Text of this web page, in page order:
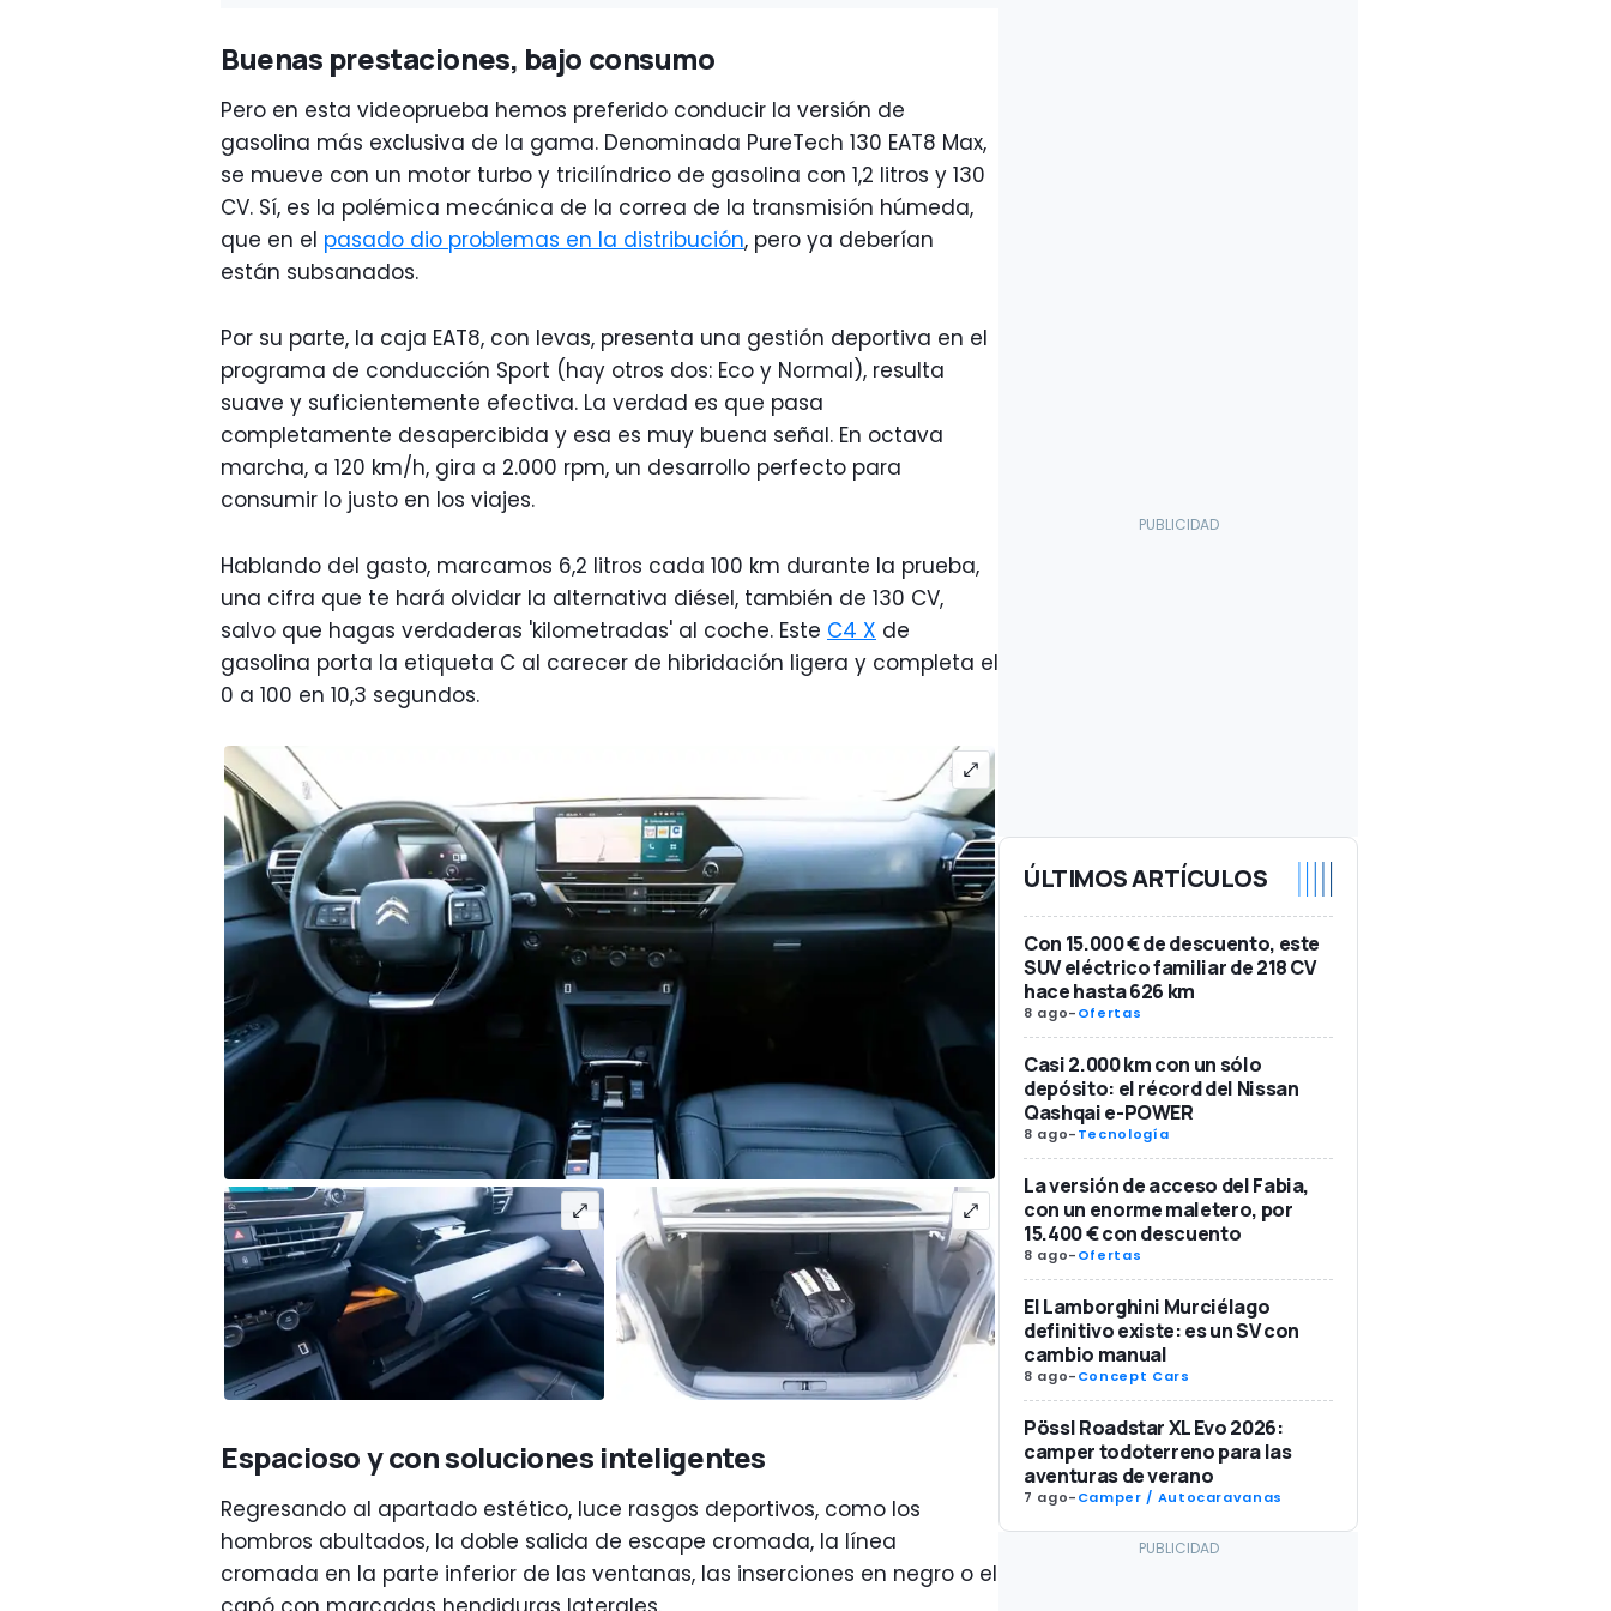
Buenas prestaciones, bajo consumo
Pero en esta videoprueba hemos preferido conducir la versión de
gasolina más exclusiva de la gama. Denominada PureTech 130 EAT8 Max,
se mueve con un motor turbo y tricilíndrico de gasolina con 1,2 litros y 130
CV. Sí, es la polémica mecánica de la correa de la transmisión húmeda,
que en el pasado dio problemas en la distribución, pero ya deberían
están subsanados.
Por su parte, la caja EAT8, con levas, presenta una gestión deportiva en el
programa de conducción Sport (hay otros dos: Eco y Normal), resulta
suave y suficientemente efectiva. La verdad es que pasa
completamente desapercibida y esa es muy buena señal. En octava
marcha, a 120 km/h, gira a 2.000 rpm, un desarrollo perfecto para
consumir lo justo en los viajes.
Hablando del gasto, marcamos 6,2 litros cada 100 km durante la prueba,
una cifra que te hará olvidar la alternativa diésel, también de 130 CV,
salvo que hagas verdaderas 'kilometradas' al coche. Este C4 X de
gasolina porta la etiqueta C al carecer de hibridación ligera y completa el
0 a 100 en 10,3 segundos.
Espacioso y con soluciones inteligentes
Regresando al apartado estético, luce rasgos deportivos, como los
hombros abultados, la doble salida de escape cromada, la línea
cromada en la parte inferior de las ventanas, las inserciones en negro o el
ÚLTIMOS ARTÍCULOS
Con 15.000 € de descuento, este
SUV eléctrico familiar de 218 CV
hace hasta 626 km
8 ago-Ofertas
Casi 2.000 km con un sólo
depósito: el récord del Nissan
Qashqai e-POWER
8 ago-Tecnología
La versión de acceso del Fabia,
con un enorme maletero, por
15.400 € con descuento
8 ago-Ofertas
El Lamborghini Murciélago
definitivo existe: es un SV con
cambio manual
8 ago-Concept Cars
Pössl Roadstar XL Evo 2026:
camper todoterreno para las
aventuras de verano
7 ago-Camper / Autocaravanas